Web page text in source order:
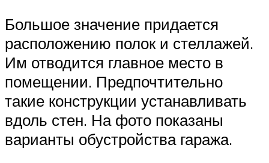
Большое значение придается
расположению полок и стеллажей.
Им отводится главное место в
помещении. Предпочтительно
такие конструкции устанавливать
вдоль стен. На фото показаны
варианты обустройства гаража.